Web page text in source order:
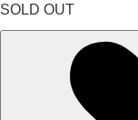
SOLD OUT